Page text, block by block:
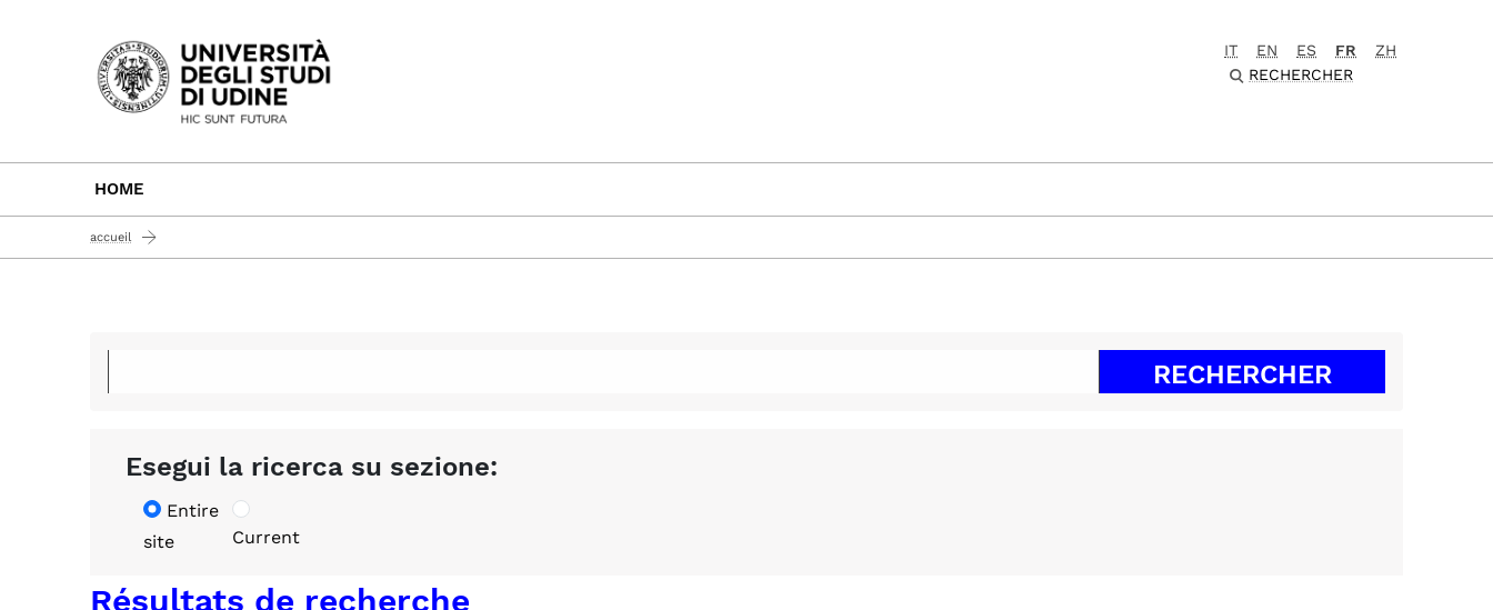
Passa al contenuto principale
IT EN ES FR
ZH
RECHERCHER
HOME
accueil
Esegui la ricerca su sezione:
Entire
site
Current
Résultats de recherche